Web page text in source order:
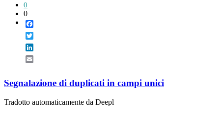
0
0
Segnalazione di duplicati in campi unici
Tradotto automaticamente da Deepl